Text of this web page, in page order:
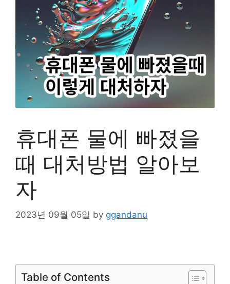
휴대폰 물에 빠졌을
때 대처방법 알아보
자
2023년 09월 05일 by ggandanu
Table of Contents